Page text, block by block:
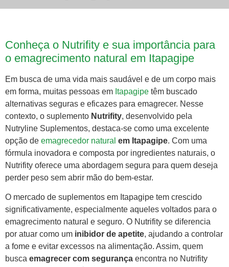
Conheça o Nutrifity e sua importância para
o emagrecimento natural em Itapagipe
Em busca de uma vida mais saudável e de um corpo mais
em forma, muitas pessoas em Itapagipe têm buscado
alternativas seguras e eficazes para emagrecer. Nesse
contexto, o suplemento Nutrifity, desenvolvido pela
Nutryline Suplementos, destaca-se como uma excelente
opção de emagrecedor natural em Itapagipe. Com uma
fórmula inovadora e composta por ingredientes naturais, o
Nutrifity oferece uma abordagem segura para quem deseja
perder peso sem abrir mão do bem-estar.
O mercado de suplementos em Itapagipe tem crescido
significativamente, especialmente aqueles voltados para o
emagrecimento natural e seguro. O Nutrifity se diferencia
por atuar como um inibidor de apetite, ajudando a controlar
a fome e evitar excessos na alimentação. Assim, quem
busca emagrecer com segurança encontra no Nutrifity